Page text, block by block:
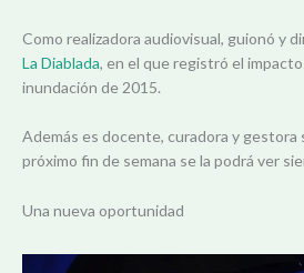
Como realizadora audiovisual, guionó y
La Diablada, en el que registró el
inundación de 2015.
Además es docente, curadora y gestora
próximo fin de semana se la podrá ver
Una nueva oportunidad